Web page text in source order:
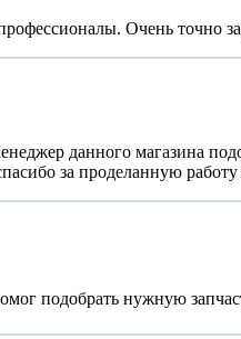
Очень точно
данного магазина
за проделанную
подобрать нужную